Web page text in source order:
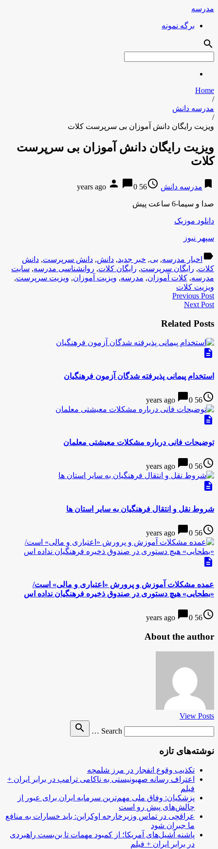
مدرسه
برگه نمونه
search
Home
/
مدرسه دانش
/
ویزیت رایگان دانش آموزان بی سرپرست کلات
ویزیت رایگان دانش آموزان بی سرپرست
کلات
bookmark مدرسه دانش access_time
56 years ago
person chat_bubble0
صدا و سیما-6 ساعت پیش
دانلود موزیک
سپهر نیوز
label اخبار مدرسه, بی, خبر جدید, دانش, دانش سرپرست, دانش
کلات, رایگان سرپرست, رایگان کلات, روانشناسی مدرسه, سایت
مدرسه, کلات آموزان, مدرسه, ویزیت آموزان, ویزیت سرپرست,
ویزیت کلات
Previous Post
Next Post
Related Posts
description
استخدام پیمانی پذیرفته‌ شدگان آزمون فرهنگیان
access_time
56 years ago
chat_bubble0
description
توضیحات فانی درباره مشکلات معیشتی معلمان
access_time
56 years ago
chat_bubble0
description
شروط نقل و انتقال فرهنگیان به سایر استان ها
access_time
56 years ago
chat_bubble0
description
عمده مشکلات آموزش و پرورش «اعتباری و مالی» است/
«بطحایی» هیچ دستوری در صندوق ذخیره فرهنگیان نداده اس
access_time
56 years ago
chat_bubble0
About the author
View Posts
Search …
search
نوشته‌های تازه
تکذیب وقوع انفجار در مرز شلمچه
اعتراف رسانه صهیونیستی به ناکامی ترامپ در برابر ایران +
فیلم
پزشکیان: وفاق ملی مهم‌ترین سرمایه ایران برای عبور از
چالش‌های پیش رو است
عراقچی در تماس وزیرخارجه اوکراین: باید خسارات به منافع
ما جبران شود
پاشنه آشیل‌های آمریکا؛ از کمبود مهمات تا بن‌بست راهبردی
در برابر ایران + فیلم